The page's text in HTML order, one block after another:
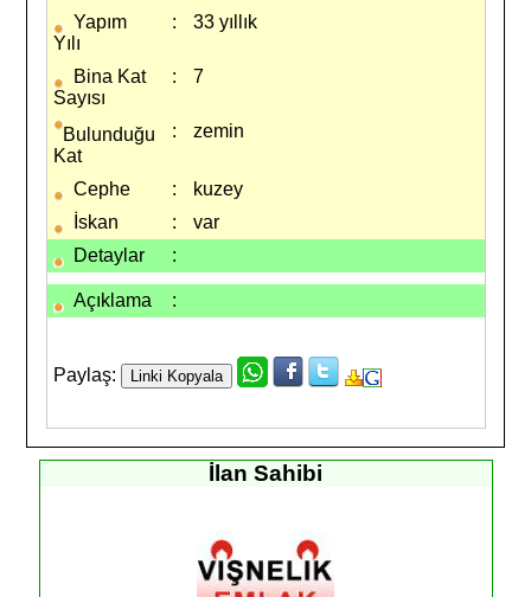
Yapım
Yılı
: 33 yıllık
Bina Kat
Sayısı
: 7
Bulunduğu
Kat
: zemin
Cephe :
kuzey
İskan
:
var
Detaylar
:
Açıklama :
Paylaş:
İlan Sahibi